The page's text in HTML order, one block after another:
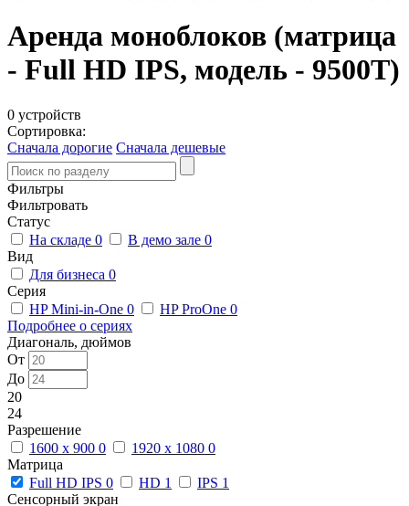
Аренда моноблоков (матрица
- Full HD IPS, модель - 9500T)
0 устройств
Сортировка:
Сначала дорогие Сначала дешевые
Фильтры
Фильтровать
Статус
На складе 0 В демо зале 0
Вид
Для бизнеса 0
Серия
HP Mini-in-One 0 HP ProOne 0
Подробнее о сериях
Диагональ, дюймов
От
До
20
24
Разрешение
1600 x 900 0 1920 x 1080 0
Матрица
Full HD IPS 0 HD 1 IPS 1
Сенсорный экран